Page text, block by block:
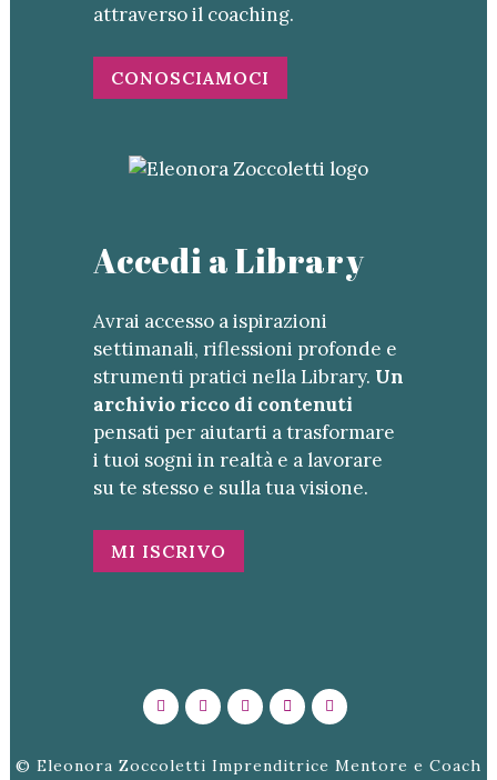
attraverso il coaching.
CONOSCIAMOCI
Accedi a Library
Avrai accesso a ispirazioni
settimanali, riflessioni profonde e
strumenti pratici nella Library. Un
archivio ricco di contenuti
pensati per aiutarti a trasformare
i tuoi sogni in realtà e a lavorare
su te stesso e sulla tua visione.
MI ISCRIVO
© Eleonora Zoccoletti Imprenditrice Mentore e Coach